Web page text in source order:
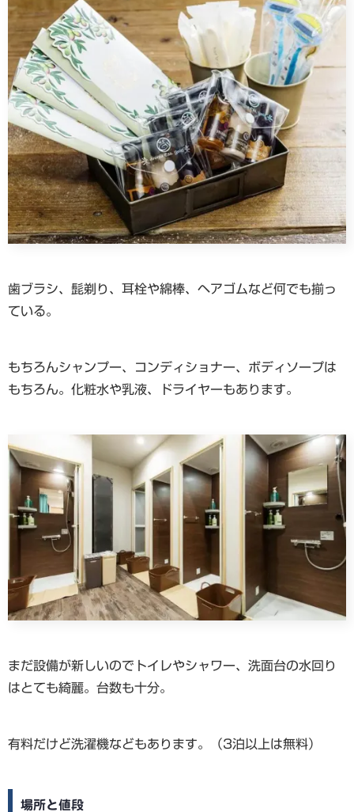
歯ブラシ、髭剃り、耳栓や綿棒、ヘアゴムなど何でも揃っ
ている。
もちろんシャンプー、コンディショナー、ボディソープは
もちろん。化粧水や乳液、ドライヤーもあります。
まだ設備が新しいのでトイレやシャワー、洗面台の水回り
はとても綺麗。台数も十分。
有料だけど洗濯機などもあります。（3泊以上は無料）
場所と値段